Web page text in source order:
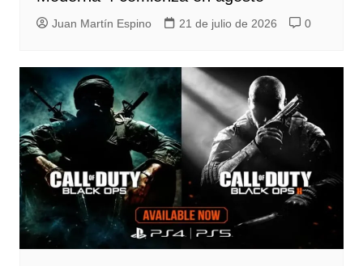
Juan Martín Espino 21 de julio de 2026 0